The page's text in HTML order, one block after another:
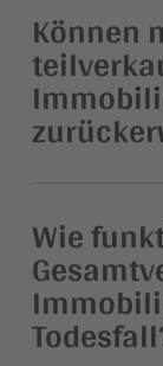
Können
Wie